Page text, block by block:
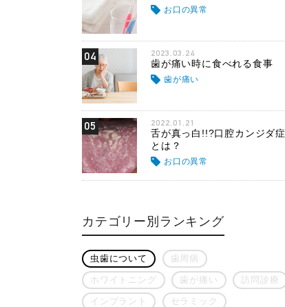
お口の異常
04 2023.03.24
歯が痛い時に食べれる食事
歯が痛い
05 2022.01.21
舌が真っ白!!?口腔カンジダ症
とは？
お口の異常
カテゴリー別ランキング
虫歯について 歯周病
ホワイトニング 歯が痛い 訪問診療
インプラント セラミック